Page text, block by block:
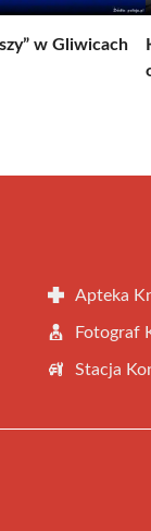
w Gliwicach
Apteka
Fotograf
Stacja